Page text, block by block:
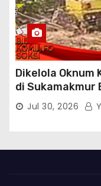
Dikelola Oknum
di Sukamakmur
Ditindak Hukum
Jul 30, 2026